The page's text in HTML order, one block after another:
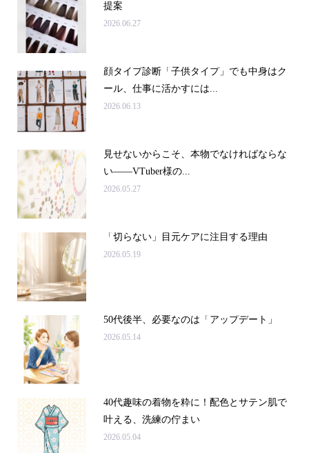
提案
2026.06.27
顔タイプ診断「子供タイプ」でも中身はク
ール、仕事に活かすには...
2026.06.13
見せないからこそ、本物でなければならな
い――VTuber様の...
2026.05.27
「切らない」目元ケアに注目する理由
2026.05.19
50代後半、必要なのは「アップデート」
2026.05.14
40代趣味の着物を粋に！配色とサテン肌で
叶える、洗練の佇まい
2026.05.04